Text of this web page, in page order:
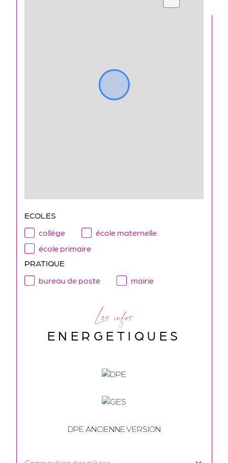
ECOLES
collège
école maternelle
école primaire
PRATIQUE
bureau de poste
mairie
Les infos
ENERGETIQUES
DPE ANCIENNE VERSION